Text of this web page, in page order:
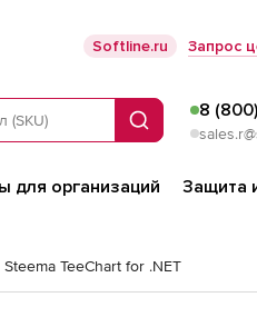
Softline.ru Запрос
Поиск
8
для организаций Защита
Steema TeeChart for .NET